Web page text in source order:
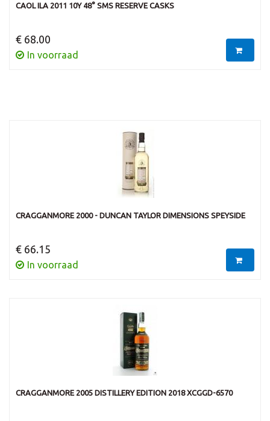
CAOL ILA 2011 10Y 48° SMS RESERVE CASKS
€ 68.00
In voorraad
CRAGGANMORE 2000 - DUNCAN TAYLOR DIMENSIONS SPEYSIDE
€ 66.15
In voorraad
CRAGGANMORE 2005 DISTILLERY EDITION 2018 XCGGD-6570